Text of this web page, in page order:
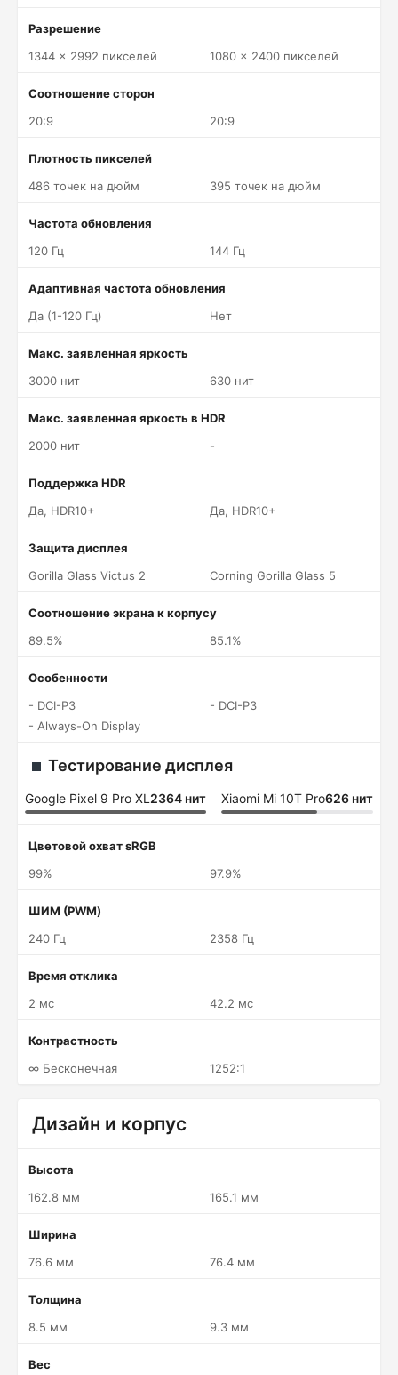
Разрешение
1344 x 2992 пикселей
1080 x 2400 пикселей
Соотношение сторон
20:9
20:9
Плотность пикселей
486 точек на дюйм
395 точек на дюйм
Частота обновления
120 Гц
144 Гц
Адаптивная частота обновления
Да (1-120 Гц)
Нет
Макс. заявленная яркость
3000 нит
630 нит
Макс. заявленная яркость в HDR
2000 нит
-
Поддержка HDR
Да, HDR10+
Да, HDR10+
Защита дисплея
Gorilla Glass Victus 2
Corning Gorilla Glass 5
Соотношение экрана к корпусу
89.5%
85.1%
Особенности
- DCI-P3
- Always-On Display
- DCI-P3
Тестирование дисплея
Google Pixel 9 Pro XL 2364 нит Xiaomi Mi 10T Pro626 нит
Цветовой охват sRGB
99%
97.9%
ШИМ (PWM)
240 Гц
2358 Гц
Время отклика
2 мс
42.2 мс
Контрастность
∞ Бесконечная
1252:1
Дизайн и корпус
Высота
162.8 мм
165.1 мм
Ширина
76.6 мм
76.4 мм
Толщина
8.5 мм
9.3 мм
Вес